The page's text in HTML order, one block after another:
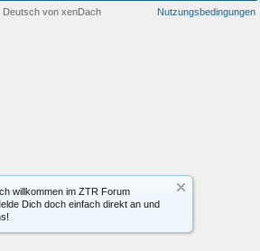
willkommen im ZTR Forum
Dich doch einfach direkt an und
Nutzungsbedingungen
Deutsch von xenDach